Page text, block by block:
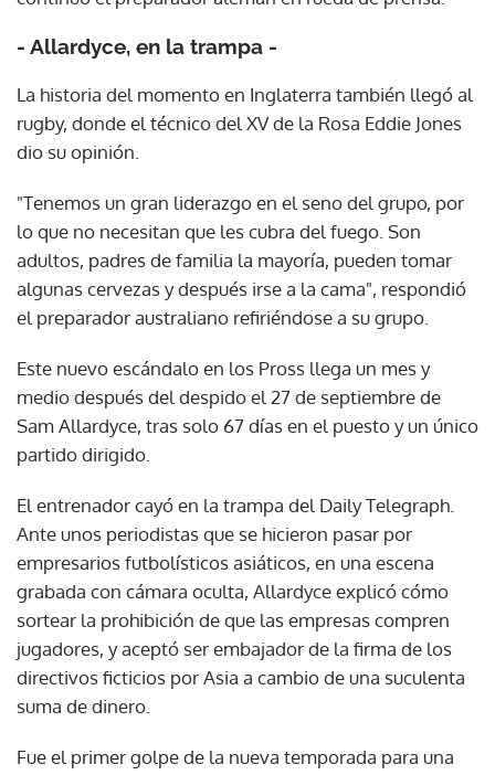
- Allardyce, en la trampa -
La historia del momento en Inglaterra también llegó al
rugby, donde el técnico del XV de la Rosa Eddie Jones
dio su opinión.
"Tenemos un gran liderazgo en el seno del grupo, por
lo que no necesitan que les cubra del fuego. Son
adultos, padres de familia la mayoría, pueden tomar
algunas cervezas y después irse a la cama", respondió
el preparador australiano refiriéndose a su grupo.
Este nuevo escándalo en los Pross llega un mes y
medio después del despido el 27 de septiembre de
Sam Allardyce, tras solo 67 días en el puesto y un único
partido dirigido.
El entrenador cayó en la trampa del Daily Telegraph.
Ante unos periodistas que se hicieron pasar por
empresarios futbolísticos asiáticos, en una escena
grabada con cámara oculta, Allardyce explicó cómo
sortear la prohibición de que las empresas compren
jugadores, y aceptó ser embajador de la firma de los
directivos ficticios por Asia a cambio de una suculenta
suma de dinero.
Fue el primer golpe de la nueva temporada para una